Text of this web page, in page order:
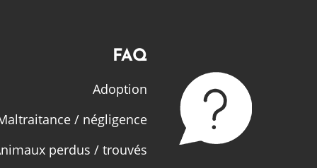
FAQ
Adoption
/ négligence
perdus / trouvés